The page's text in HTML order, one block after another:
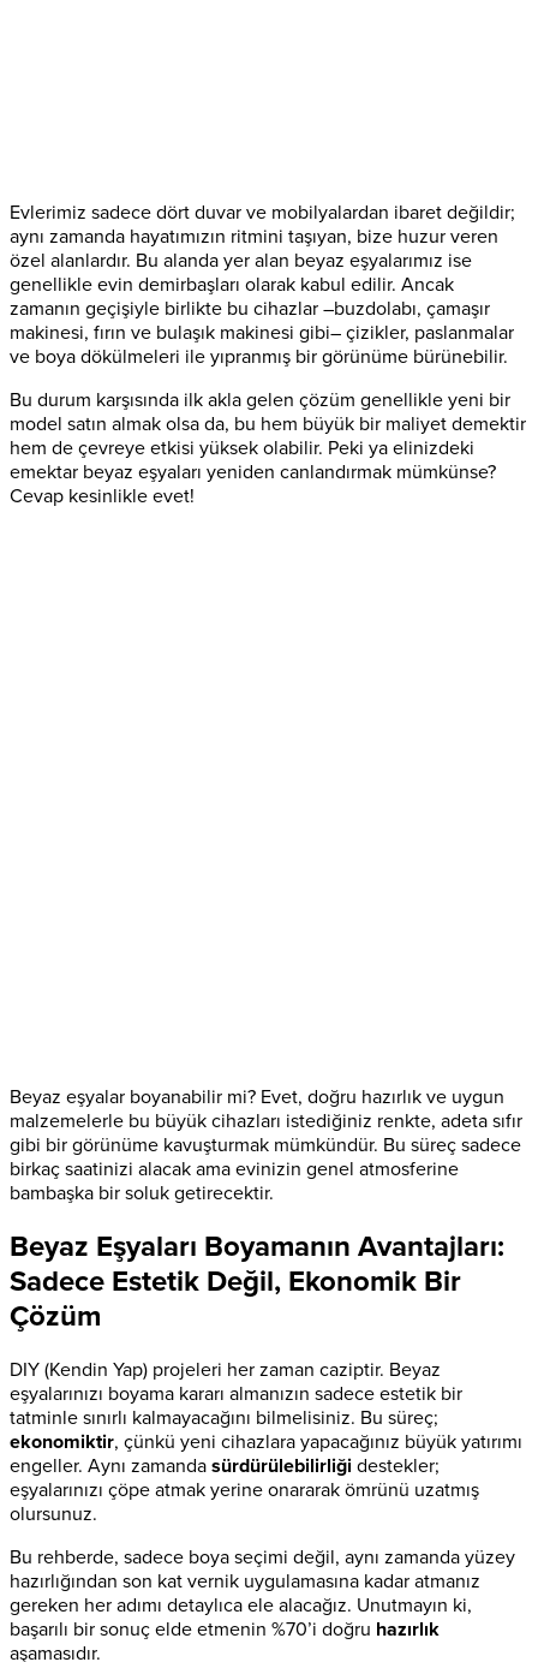
Evlerimiz sadece dört duvar ve mobilyalardan ibaret değildir;
aynı zamanda hayatımızın ritmini taşıyan, bize huzur veren
özel alanlardır. Bu alanda yer alan beyaz eşyalarımız ise
genellikle evin demirbaşları olarak kabul edilir. Ancak
zamanın geçişiyle birlikte bu cihazlar –buzdolabı, çamaşır
makinesi, fırın ve bulaşık makinesi gibi– çizikler, paslanmalar
ve boya dökülmeleri ile yıpranmış bir görünüme bürünebilir.
Bu durum karşısında ilk akla gelen çözüm genellikle yeni bir
model satın almak olsa da, bu hem büyük bir maliyet demektir
hem de çevreye etkisi yüksek olabilir. Peki ya elinizdeki
emektar beyaz eşyaları yeniden canlandırmak mümkünse?
Cevap kesinlikle evet!
Beyaz eşyalar boyanabilir mi? Evet, doğru hazırlık ve uygun
malzemelerle bu büyük cihazları istediğiniz renkte, adeta sıfır
gibi bir görünüme kavuşturmak mümkündür. Bu süreç sadece
birkaç saatinizi alacak ama evinizin genel atmosferine
bambaşka bir soluk getirecektir.
Beyaz Eşyaları Boyamanın Avantajları:
Sadece Estetik Değil, Ekonomik Bir
Çözüm
DIY (Kendin Yap) projeleri her zaman caziptir. Beyaz
eşyalarınızı boyama kararı almanızın sadece estetik bir
tatminle sınırlı kalmayacağını bilmelisiniz. Bu süreç;
ekonomiktir, çünkü yeni cihazlara yapacağınız büyük yatırımı
engeller. Aynı zamanda sürdürülebilirliği destekler;
eşyalarınızı çöpe atmak yerine onararak ömrünü uzatmış
olursunuz.
Bu rehberde, sadece boya seçimi değil, aynı zamanda yüzey
hazırlığından son kat vernik uygulamasına kadar atmanız
gereken her adımı detaylıca ele alacağız. Unutmayın ki,
başarılı bir sonuç elde etmenin %70’i doğru hazırlık
aşamasıdır.